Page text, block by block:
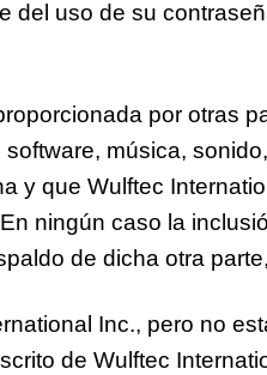
uso de su
por otras
música,
y que Wulftec
ningún caso la
de dicha otra
Inc., pero no
de Wulftec